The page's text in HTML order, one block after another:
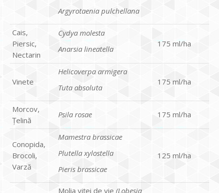
Argyrotaenia pulchellana
Cais,
Piersic,
Nectarin
Cydya molesta
Anarsia lineatella
175 ml/ha
Vinete
Helicoverpa armigera
Tuta absoluta
175 ml/ha
Morcov,
Țelină
Psila rosae 175 ml/ha
Conopida,
Brocoli,
Varză
Mamestra brassicae
Plutella xylostella
Pieris brassicae
125 ml/ha
Molia viței de vie (Lobesia